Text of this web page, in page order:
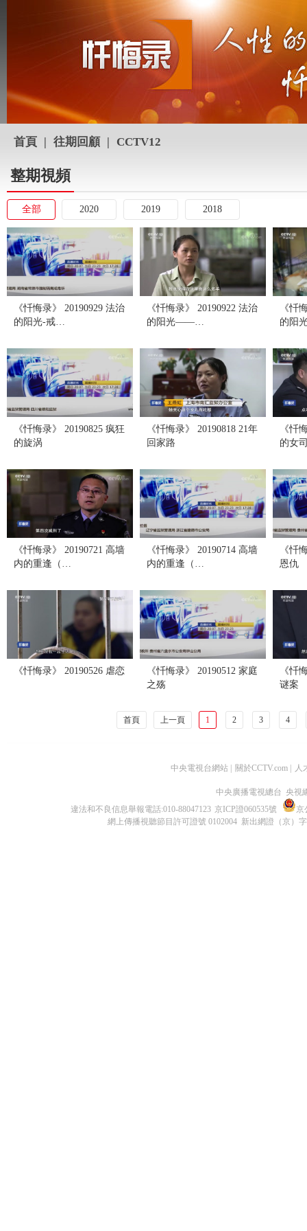
首頁 | 往期回顧 | CCTV12
整期視頻
全部 2020 2019 2018
《忏悔录》 20190929 法治
的阳光-戒…
《忏悔录》 20190922 法治
的阳光——…
《忏
的阳
《忏悔录》 20190825 疯狂
的旋涡
《忏悔录》 20190818 21年
回家路
《忏
的女
《忏悔录》 20190721 高墙
内的重逢（…
《忏悔录》 20190714 高墙
内的重逢（…
《忏
恩仇
《忏悔录》 20190526 虐恋
《忏悔录》 20190512 家庭
之殇
《忏
谜案
首頁 上一頁 1 2 3 4
中央電視台網站 關於CCTV.com 人
中央廣播電視總台 央視
違法和不良信息舉報電話:010-88047123 京ICP證060535號
京
網上傳播視聽節目許可證號 0102004 新出網證（京）